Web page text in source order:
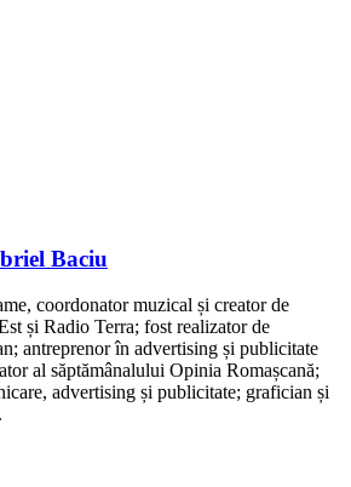
Baciu
coordonator muzical și creator de
și Radio Terra; fost realizator de
antreprenor în advertising și publicitate
al săptămânalului Opinia Romașcană;
advertising și publicitate; grafician și